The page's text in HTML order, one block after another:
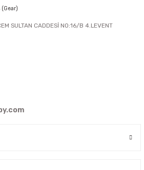
SULTAN CADDESİ NO:16/B 4.LEVENT